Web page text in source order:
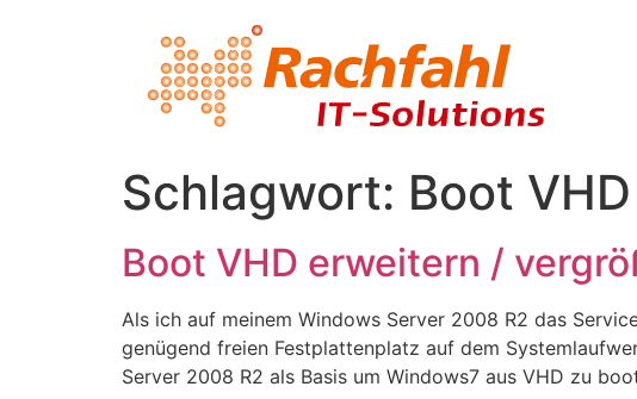
Schlagwort: Boot
Boot VHD erweitern /
Als ich auf meinem Windows Server 2008 R2 das
genügend freien Festplattenplatz auf dem
Server 2008 R2 als Basis um Windows7 aus VHD zu